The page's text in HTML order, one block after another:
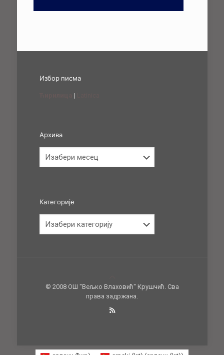
Избор писма
|
Архива
Категорије
© 2008 ОШ ''Вељко Влаховић'' Крушчић. Сва
права задржана.